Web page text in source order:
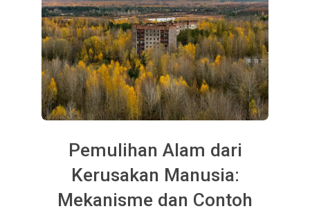
Pemulihan Alam dari
Kerusakan Manusia:
Mekanisme dan Contoh